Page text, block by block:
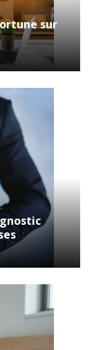
sur